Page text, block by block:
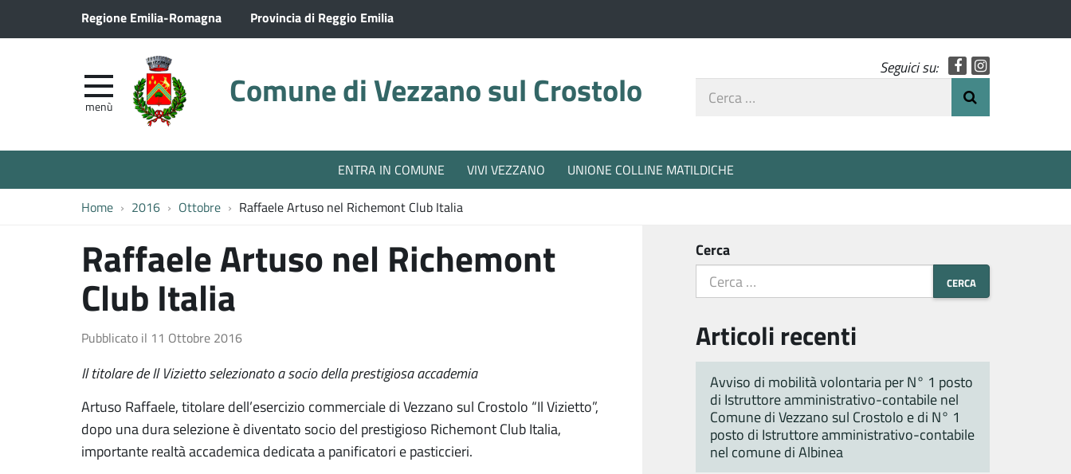
Regione Emilia-Romagna Provincia di Reggio Emilia
Comune di Vezzano sul Crostolo
menù
Seguici su: Facebook
Cerca
ENTRA IN COMUNE VIVI VEZZANO UNIONE COLLINE MATILDICHE
Home 2016 Ottobre Raffaele Artuso nel Richemont Club Italia
Raffaele Artuso nel Richemont
Club Italia
Pubblicato il 11 Ottobre 2016
Il titolare de Il Vizietto selezionato a socio della prestigiosa accademia
Artuso Raffaele, titolare dell’esercizio commerciale di Vezzano sul Crostolo “Il Vizietto”,
dopo una dura selezione è diventato socio del prestigioso Richemont Club Italia,
importante realtà accademica dedicata a panificatori e pasticcieri.
Cerca
Articoli recenti
Avviso di mobilità volontaria per N° 1 posto
di Istruttore amministrativo-contabile nel
Comune di Vezzano sul Crostolo e di N° 1
posto di Istruttore amministrativo-contabile
nel comune di Albinea